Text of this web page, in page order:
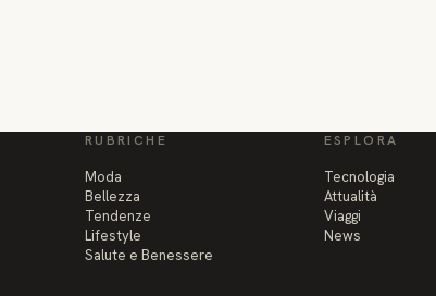
RUBRICHE
Moda
Bellezza
Tendenze
Lifestyle
Salute e Benessere
ESPLORA
Tecnologia
Attualità
Viaggi
News